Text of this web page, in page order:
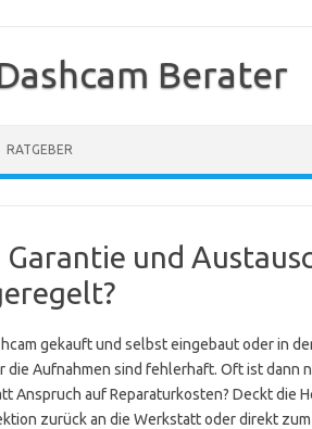
Berater
RATGEBER
Garantie und
gekauft und selbst eingebaut oder in
die Aufnahmen sind fehlerhaft. Oft ist dann
Anspruch auf Reparaturkosten? Deckt die
zurück an die Werkstatt oder direkt